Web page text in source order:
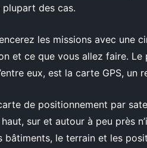
plupart des cas.
les missions avec une
et ce que vous allez faire.
eux, est la carte GPS, un
de positionnement par
sur et autour à peu près
bâtiments, le terrain et les